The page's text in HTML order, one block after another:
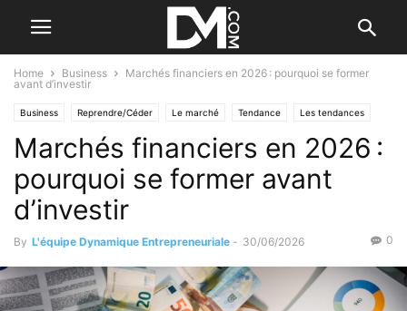
Home Business
Marchés financiers en 2026 : pourquoi se former
avant d’investir
Business Reprendre/Céder Le marché Tendance Les tendances
Par les nouvelles tendances Se former / Se faire accompagner
Marchés financiers en 2026 :
pourquoi se former avant
d’investir
By L'équipe Dynamique Entrepreneuriale - 30/06/2026 0